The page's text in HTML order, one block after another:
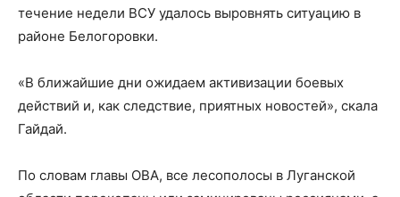
течение недели ВСУ удалось выровнять ситуацию в
районе Белогоровки.
«В ближайшие дни ожидаем активизации боевых
действий и, как следствие, приятных новостей», скала
Гайдай.
По словам главы ОВА, все лесополосы в Луганской